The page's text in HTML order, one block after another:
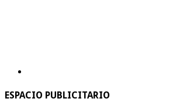
ESPACIO PUBLICITARIO